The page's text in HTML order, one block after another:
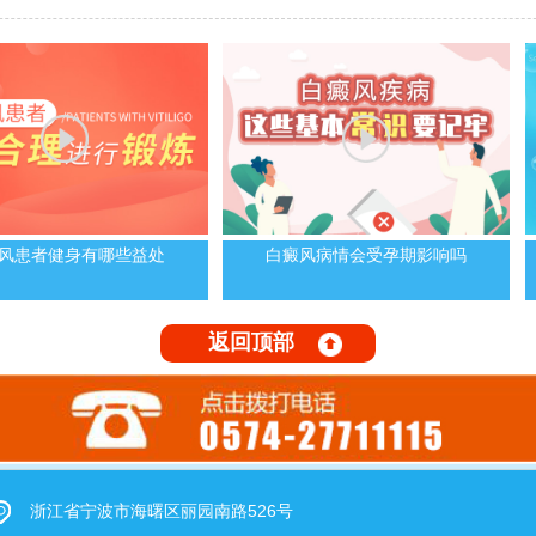
患者健身有哪些益处 白癜风病情会受孕期影响吗
返回顶部
浙江省宁波市海曙区丽园南路526号